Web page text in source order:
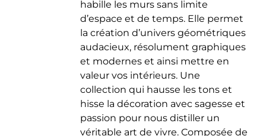
habille les murs sans limite
d’espace et de temps. Elle permet
la création d’univers géométriques
audacieux, résolument graphiques
et modernes et ainsi mettre en
valeur vos intérieurs. Une
collection qui hausse les tons et
hisse la décoration avec sagesse et
passion pour nous distiller un
véritable art de vivre. Composée de